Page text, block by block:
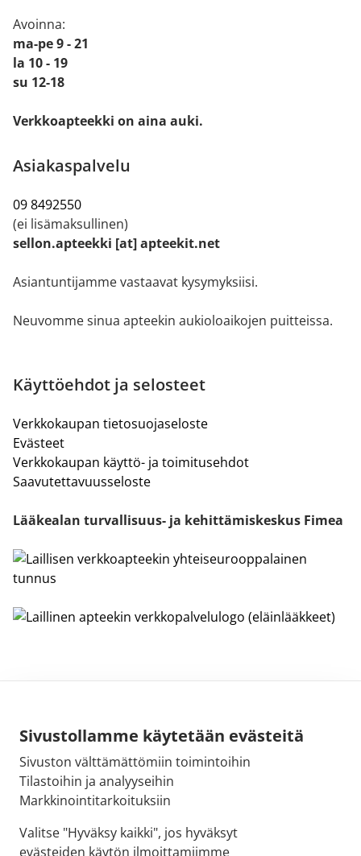
Sivustollamme käytetään evästeitä
Sivuston välttämättömiin toimintoihin
Tilastoihin ja analyyseihin
Markkinointitarkoituksiin
Valitse "Hyväksy kaikki", jos hyväksyt
evästeiden käytön ilmoittamiimme
Avoinna:
ma-pe 9 - 21
la 10 - 19
su 12-18
Verkkoapteekki on aina auki.
Asiakaspalvelu
09 8492550
(ei lisämaksullinen)
sellon.apteekki [at] apteekit.net
Asiantuntijamme vastaavat kysymyksiisi.
Neuvomme sinua apteekin aukioloaikojen puitteissa.
Käyttöehdot ja selosteet
Verkkokaupan tietosuojaseloste
Evästeet
Verkkokaupan käyttö- ja toimitusehdot
Saavutettavuusseloste
Lääkealan turvallisuus- ja kehittämiskeskus Fimea
Sähköpostiosoite:
kirjaamo@fimea.fi
Fimean vaihde:
029 522 3341